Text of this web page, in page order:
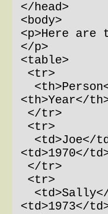
</head>
<body>
<p>Here
</p>
<table>
<th>Year</
<td>1970</
<td>1973</